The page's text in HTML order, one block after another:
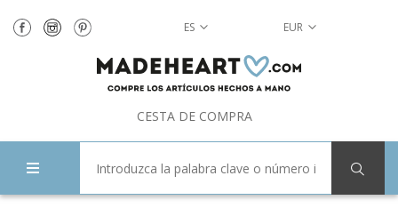
ES EUR
CESTA DE COMPRA